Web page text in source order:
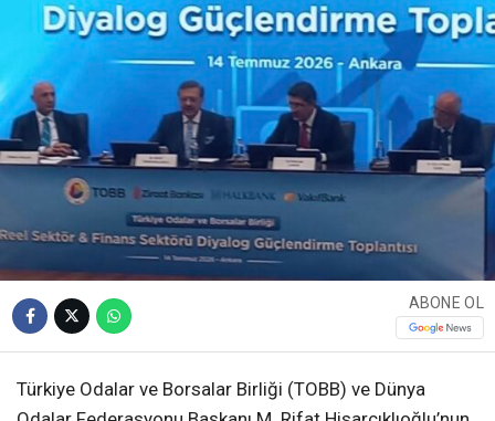
ABONE OL
Türkiye Odalar ve Borsalar Birliği (TOBB) ve Dünya